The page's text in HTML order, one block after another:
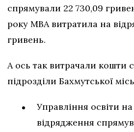
спрямували 22 730,09
року МВА витратила на
гривень.
А ось так витрачали кошти
підрозділи Бахмутської
Управління освіти
відрядження